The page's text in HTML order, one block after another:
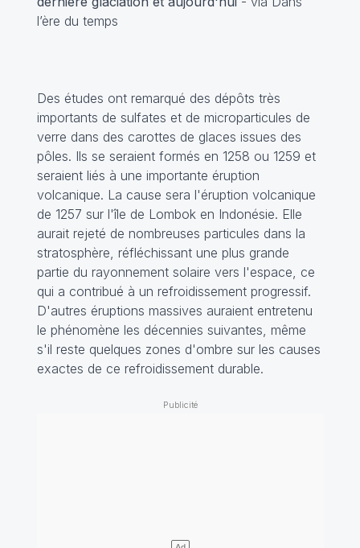
l’ère du temps
Des études ont remarqué des dépôts très
importants de sulfates et de microparticules de
verre dans des carottes de glaces issues des
pôles. Ils se seraient formés en 1258 ou 1259 et
seraient liés à une importante éruption
volcanique. La cause sera l'éruption volcanique
de 1257 sur l'île de Lombok en Indonésie. Elle
aurait rejeté de nombreuses particules dans la
stratosphère, réfléchissant une plus grande
partie du rayonnement solaire vers l'espace, ce
qui a contribué à un refroidissement progressif.
D'autres éruptions massives auraient entretenu
le phénomène les décennies suivantes, même
s'il reste quelques zones d'ombre sur les causes
exactes de ce refroidissement durable.